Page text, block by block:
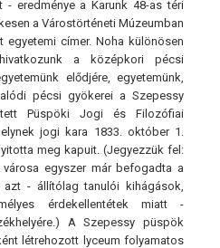
- eredménye a Karunk 48-as téri
a Várostörténeti Múzeumban
egyetemi címer. Noha különösen
a középkori pécsi
elődjére, egyetemünk,
pécsi gyökerei a Szepessy
Püspöki Jogi és Filozófiai
jogi kara 1833. október 1.
meg kapuit. (Jegyezzük fel:
városa egyszer már befogadta a
- állítólag tanulói kihágások,
érdekellentétek miatt -
A Szepessy püspök
létrehozott lyceum folyamatos